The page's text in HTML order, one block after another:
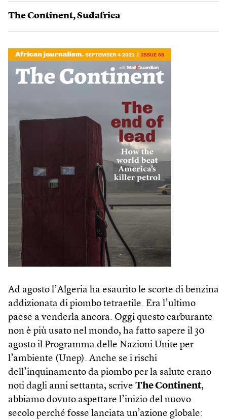
The Continent,Sudafrica
Ad agosto l’Algeria ha esaurito le scorte di benzina
addizionata di piombo tetraetile. Era l’ultimo
paese a venderla ancora. Oggi questo carburante
non è più usato nel mondo, ha fatto sapere il 30
agosto il Programma delle Nazioni Unite per
l’ambiente (Unep). Anche se i rischi
dell’inquinamento da piombo per la salute erano
noti dagli anni settanta, scrive The Continent,
abbiamo dovuto aspettare l’inizio del nuovo
secolo perché fosse lanciata un’azione globale: